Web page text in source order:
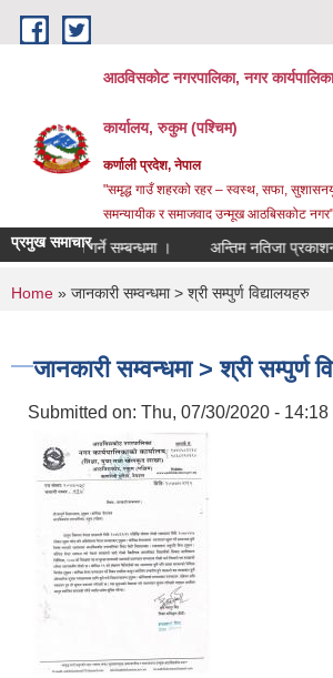
Skip to main content
आठविसकोट नगरपालिका, नगर
कार्यालय, रुकुम (पश्चिम)
कर्णाली प्रदेश, नेपाल
"समृद्ध गाउँ शहरको रहर – स्वस्थ, सफा,
समन्यायीक र समाजवाद उन्मूख आठबिसकोट नगर"
प्रमुख समाचार
पेश गर्ने सम्बन्धमा । अन्तिम नतिजा प्रकाशन
You are here
Home » जानकारी सम्वन्धमा > श्री सम्पुर्ण विद्यालयहरु
जानकारी सम्वन्धमा > श्री सम्पुर्ण
Submitted on: Thu, 07/30/2020 - 14:18